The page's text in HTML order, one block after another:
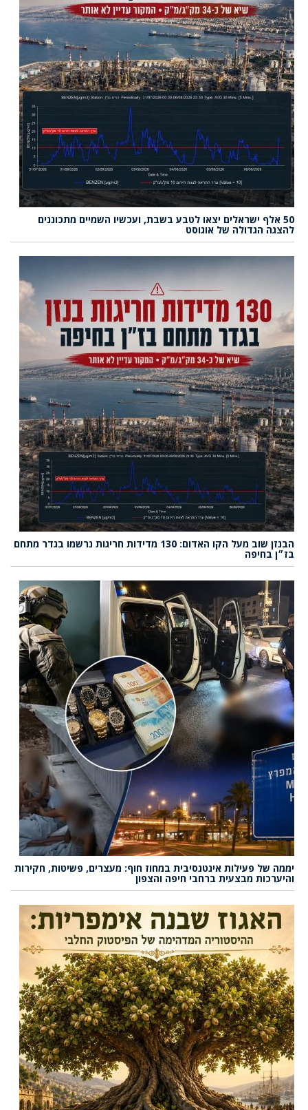
50 אלף ישראלים יצאו לטבע בשבת, ועכשיו השמיים מתכוננים
להצגה הגדולה של אוגוסט
הבנזן שוב מעל הקו האדום: 130 מדידות חריגות נרשמו בגדר מתחם
בז״ן בחיפה
יממה של פעילות אינטנסיבית במחוז חוף: מעצרים, פשיטות, חקירות
והיערכות מבצעית ברחבי חיפה והצפון